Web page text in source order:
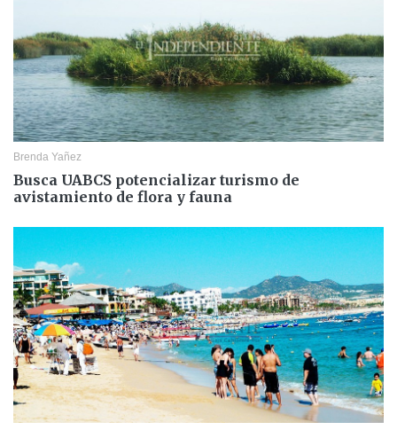
Brenda Yañez
Busca UABCS potencializar turismo de
avistamiento de flora y fauna